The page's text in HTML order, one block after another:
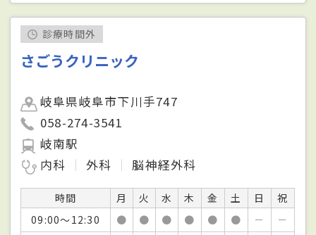
診療時間外
さごうクリニック
岐阜県岐阜市下川手747
058-274-3541
岐南駅
内科
外科 脳神経外科
時間 月 火 水 木 金 土 日
祝
09:00～12:30
● ● ● ● ● ● －
－